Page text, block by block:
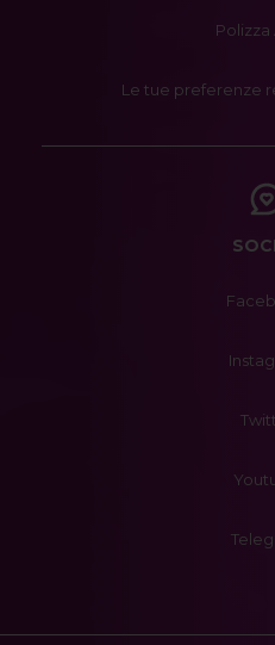
Polizza
Le tue preferenze